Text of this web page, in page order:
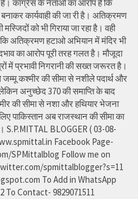
है। कांग्रेस के नेताओं का आरोप है कि
कार्यवाही की जा री है। अतिक्रमण
को भी गिराया जा रहा है। वही
अतिक्रमण हटाओ अभियान में मंदिर भी
का आरोप पूरी तरह गलत है। मौजूदा
में प्रभावी निगरानी की सख्त जरूरत है।
कश्मीर की सीमा से नशीले पदार्थ और
अनुच्छेद 370 की समाप्ति के बाद
की सीमा से नशा और हथियार भेजना
पाकिस्तान अब राजस्थान की सीमा का
S.P.MITTAL BLOGGER ( 03-08-
Facebook Page-
SPMittalblog Follow me on
spmittalblogger?s=11
To Add in WhatsApp
To Contact- 9829071511